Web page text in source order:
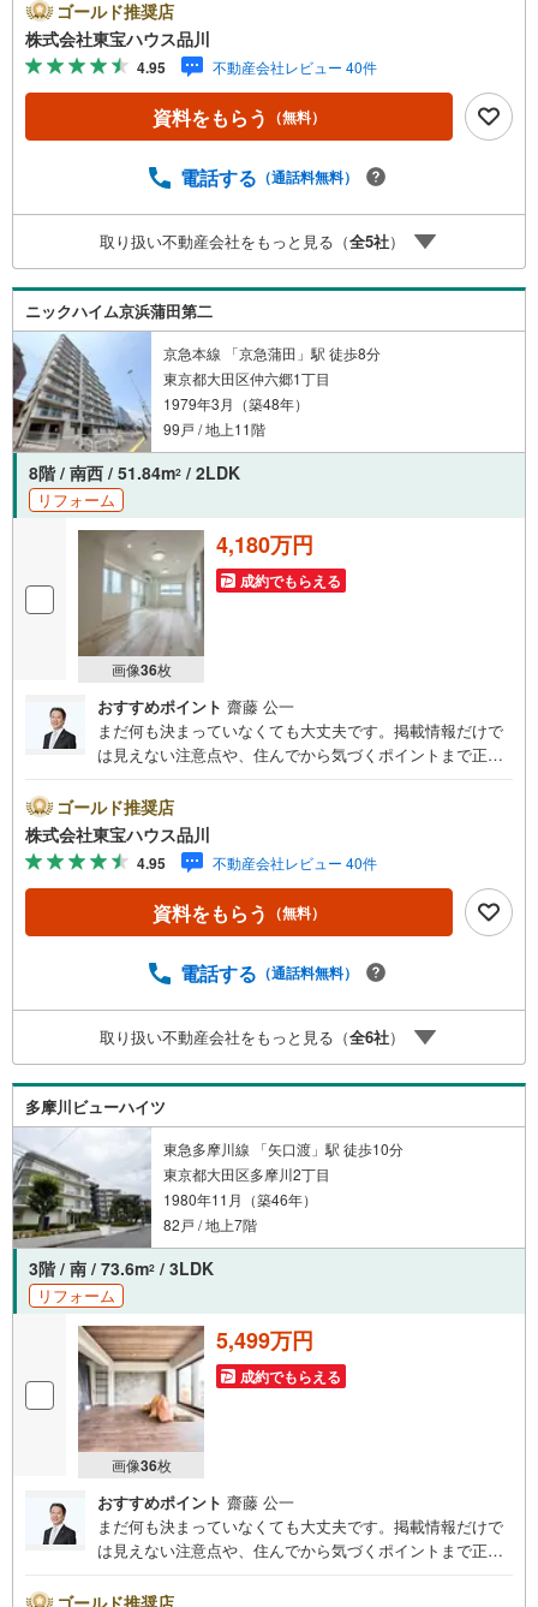
hoo！ 不動産キャンペーン対象店舗】当店で物件を成約す
るとPayPayボーナスライトがもらえる「Yahoo！ 不動産
物件ご成約キャンペーン」の対象になります。「資料をも
らう」「見学予約をする」ボタンからお問い合わせくださ
い。※必ずYahoo！ JAPAN IDでログインしてください。※P
ayPayボーナスライトは出金と譲渡はできません。ご案
問い合わせも常時受け付けております！お気軽にお問い合
ゴールド推奨店
株式会社東宝ハウス品川
4.95 不動産会社レビュー 40件
資料をもらう （無料）
電話する （通話料無料）
取り扱い不動産会社をもっと見る（全5社）
ニックハイム京浜蒲田第二
京急本線 「京急蒲田」駅 徒歩8分
東京都大田区仲六郷1丁目
1979年3月（築48年）
99戸 / 地上11階
8階 / 南西 / 51.84m2 / 2LDK
リフォーム
画像36枚
4,180万円
成約でもらえる
おすすめポイント 齋藤 公一
まだ何も決まっていなくても大丈夫です。掲載情報だけで
は見えない注意点や、住んでから気づくポイントまで正直
とも包み隠さずお伝えし、「納得して選ぶ」ためのサポー
トを大切にしています。現地でしか分からないリアルな情
報も含めて、一緒に後悔しない住まい探しを進めていきま
しょう。まずはお気軽にご相談ください。【Yahoo！ 不動
産キャンペーン対象店舗】当店で物件を成約するとPayPay
ボーナスライトがもらえる「Yahoo！ 不動産 物件ご成約キ
予約をする」ボタンからお問い合わせください。※必ずYah
のご請求はお気軽にどうぞ♪お電話でのお問い合わせも常
時受け付けております！お気軽にお問い合わせください。
ゴールド推奨店
株式会社東宝ハウス品川
4.95 不動産会社レビュー 40件
資料をもらう （無料）
電話する （通話料無料）
取り扱い不動産会社をもっと見る（全6社）
多摩川ビューハイツ
東急多摩川線 「矢口渡」駅 徒歩10分
東京都大田区多摩川2丁目
1980年11月（築46年）
82戸 / 地上7階
3階 / 南 / 73.6m2 / 3LDK
リフォーム
画像36枚
5,499万円
成約でもらえる
おすすめポイント 齋藤 公一
まだ何も決まっていなくても大丈夫です。掲載情報だけで
は見えない注意点や、住んでから気づくポイントまで正直
とも包み隠さずお伝えし、「納得して選ぶ」ためのサポー